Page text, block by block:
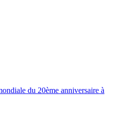
du 20ème anniversaire à